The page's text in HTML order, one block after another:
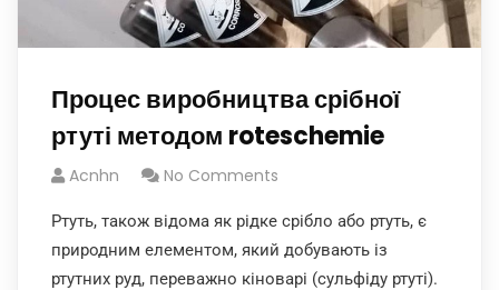
Процес виробництва срібної
ртуті методом roteschemie
Acnhn No Comments
Ртуть, також відома як рідке срібло або ртуть, є
природним елементом, який добувають із
ртутних руд, переважно кіноварі (сульфіду ртуті).